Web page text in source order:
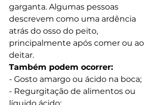
garganta. Algumas pessoas
descrevem como uma ardência
atrás do osso do peito,
principalmente após comer ou ao
deitar.
Também podem ocorrer:
- Gosto amargo ou ácido na boca;
- Regurgitação de alimentos ou